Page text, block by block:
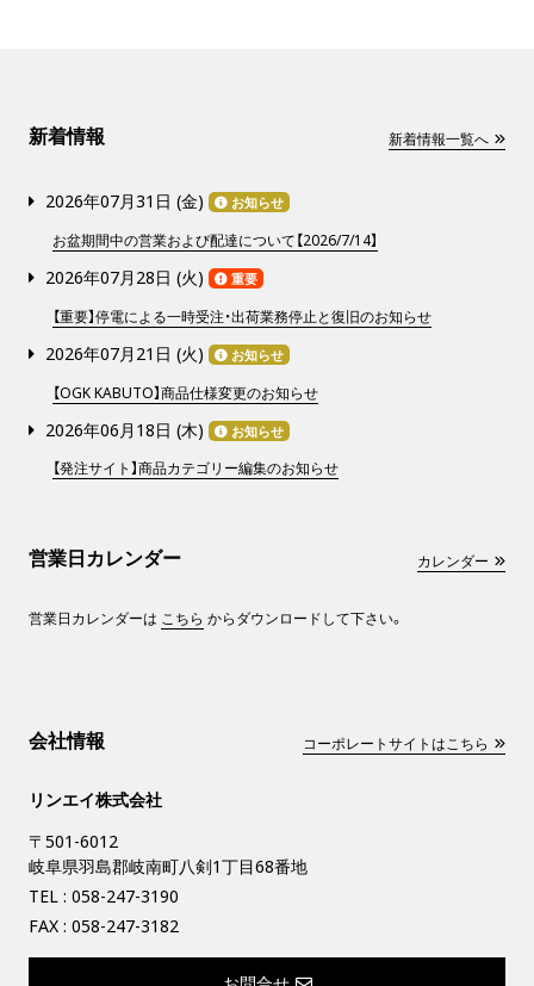
新着情報 新着情報一覧へ
2026年07月31日 (金) お知らせ
お盆期間中の営業および配達について【2026/7/14】
2026年07月28日 (火) 重要
【重要】停電による一時受注・出荷業務停止と復旧のお知らせ
2026年07月21日 (火) お知らせ
【OGK KABUTO】商品仕様変更のお知らせ
2026年06月18日 (木) お知らせ
【発注サイト】商品カテゴリー編集のお知らせ
営業日カレンダー カレンダー
営業日カレンダーは こちら からダウンロードして下さい。
会社情報 コーポレートサイトはこちら
リンエイ株式会社
〒501-6012
岐阜県羽島郡岐南町八剣1丁目68番地
TEL : 058-247-3190
FAX : 058-247-3182